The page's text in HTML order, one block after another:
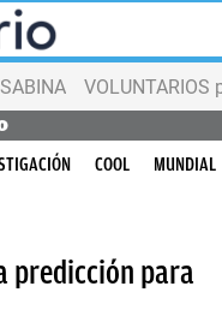
VOLUNTARIOS
COOL MUNDIAL
predicción para